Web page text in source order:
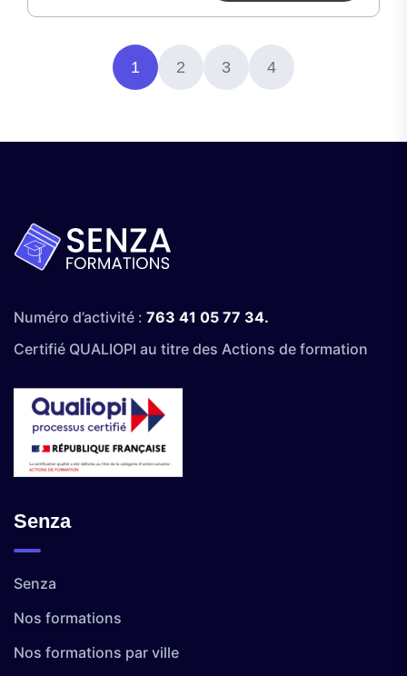
1 2 3 4
Numéro d’activité : 763 41 05 77 34.
Certifié QUALIOPI au titre des Actions de formation
Senza
Senza
Nos formations
Nos formations par ville